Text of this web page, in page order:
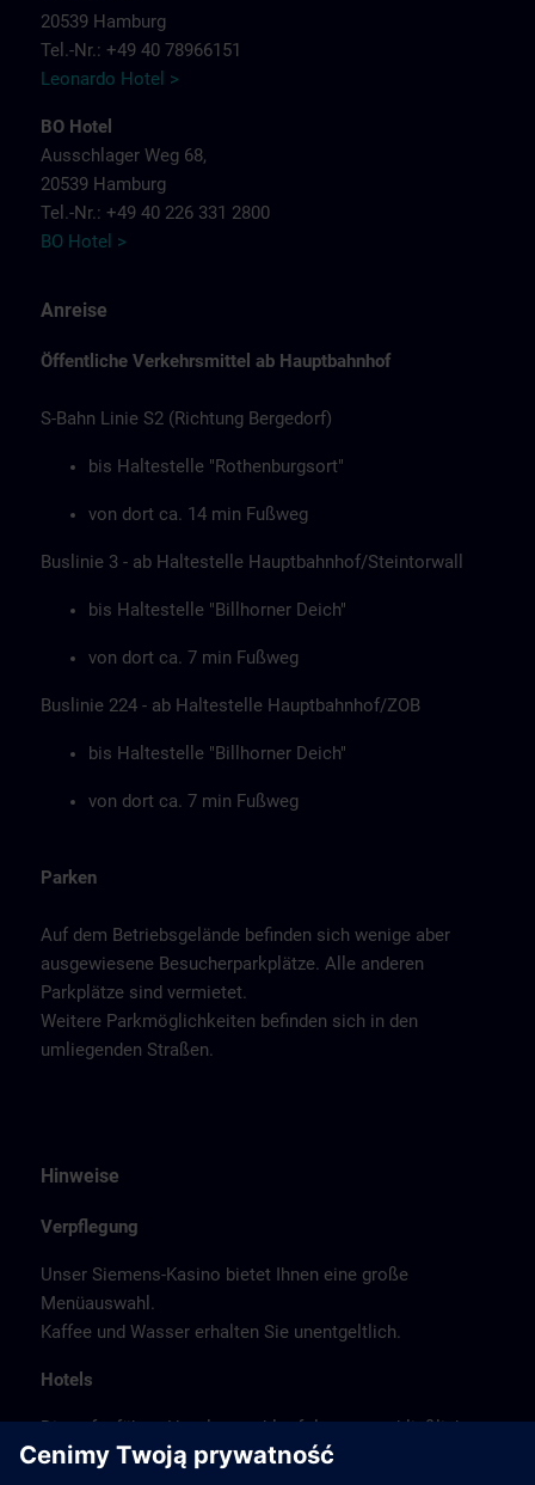
20539 Hamburg
Tel.-Nr.: +49 40 78966151
Leonardo Hotel >
BO Hotel
Ausschlager Weg 68,
20539 Hamburg
Tel.-Nr.: +49 40 226 331 2800
BO Hotel >
Anreise
Öffentliche Verkehrsmittel ab Hauptbahnhof
S-Bahn Linie S2 (Richtung Bergedorf)
bis Haltestelle "Rothenburgsort"
von dort ca. 14 min Fußweg
Buslinie 3 - ab Haltestelle Hauptbahnhof/Steintorwall
bis Haltestelle "Billhorner Deich"
von dort ca. 7 min Fußweg
Buslinie 224 - ab Haltestelle Hauptbahnhof/ZOB
bis Haltestelle "Billhorner Deich"
von dort ca. 7 min Fußweg
Parken
Auf dem Betriebsgelände befinden sich wenige aber
ausgewiesene Besucherparkplätze. Alle anderen
Parkplätze sind vermietet.
Weitere Parkmöglichkeiten befinden sich in den
umliegenden Straßen.
Hinweise
Verpflegung
Unser Siemens-Kasino bietet Ihnen eine große
Menüauswahl.
Kaffee und Wasser erhalten Sie unentgeltlich.
Hotels
Die aufgeführte Hotelauswahl erfolgte ausschließlich
anhand der Nähe der Hotels zum Kursort bzw. anhand